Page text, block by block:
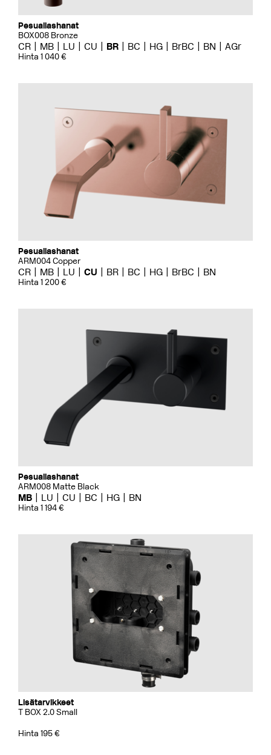
Pesuallashanat
BOX008 Bronze
CR MB LU CU BR BC HG BrBC BN AGr
Hinta 1 040 €
Pesuallashanat
ARM004 Copper
CR MB LU CU BR BC HG BrBC BN
Hinta 1 200 €
Pesuallashanat
ARM008 Matte Black
MB LU CU BC HG BN
Hinta 1 194 €
Lisätarvikkeet
T BOX 2.0 Small
Hinta 195 €